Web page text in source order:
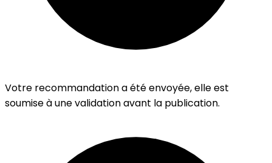
Votre recommandation a été envoyée, elle est
soumise à une validation avant la publication.